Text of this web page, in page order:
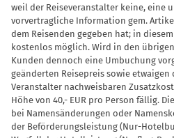
weil der Rei­severanstalter keine, eine
vorvertragliche Information gem. Artikel
dem Reisenden gegeben hat; in
kostenlos möglich. Wird in den
Kunden dennoch eine Um­buchung
geänderten Reisepreis sowie
Veranstalter nachweisbaren
Höhe von 40,- EUR pro Person fällig.
bei Namensänderungen oder
der Beförderungsleistung (Nur-